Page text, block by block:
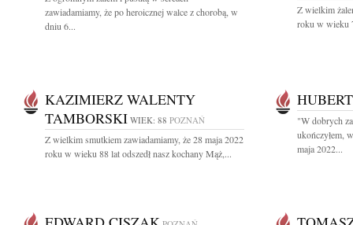
zawiadamiamy, że po heroicznej walce z chorobą, w
dniu 6...
Z wielkim
roku w wieku
KAZIMIERZ WALENTY
TAMBORSKI WIEK: 88 POZNAŃ
Z wielkim smutkiem zawiadamiamy, że 28 maja 2022
roku w wieku 88 lat odszedł nasz kochany Mąż,...
"W dobrych
ukończyłem,
maja 2022...